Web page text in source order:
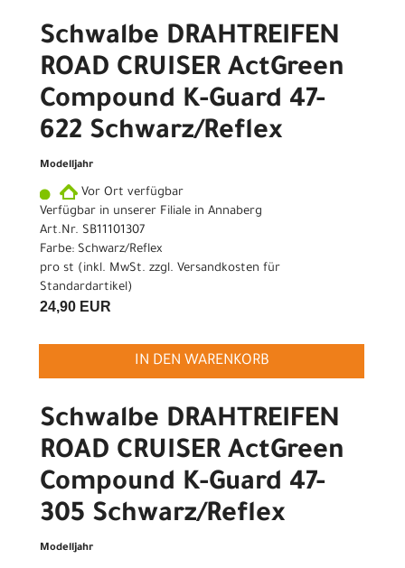
Schwalbe DRAHTREIFEN
ROAD CRUISER ActGreen
Compound K-Guard 47-
622 Schwarz/Reflex
Modelljahr
Vor Ort verfügbar
Verfügbar in unserer Filiale in Annaberg
Art.Nr. SB11101307
Farbe: Schwarz/Reflex
pro st (inkl. MwSt. zzgl. Versandkosten für
Standardartikel)
24,90 EUR
IN DEN WARENKORB
Schwalbe DRAHTREIFEN
ROAD CRUISER ActGreen
Compound K-Guard 47-
305 Schwarz/Reflex
Modelljahr